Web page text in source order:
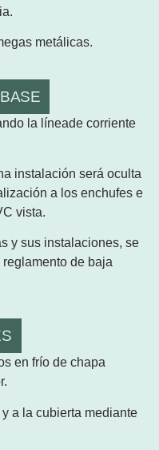
metálicas.
la líneade corriente
instalación será oculta
a los enchufes e
vista.
y sus instalaciones, se
de baja
en frío de chapa
a la cubierta mediante